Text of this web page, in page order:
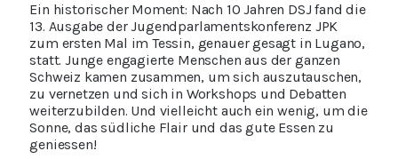
Ein historischer Moment: Nach 10 Jahren DSJ fand die
13. Ausgabe der Jugendparlamentskonferenz JPK
zum ersten Mal im Tessin, genauer gesagt in Lugano,
statt. Junge engagierte Menschen aus der ganzen
Schweiz kamen zusammen, um sich auszutauschen,
zu vernetzen und sich in Workshops und Debatten
weiterzubilden. Und vielleicht auch ein wenig, um die
Sonne, das südliche Flair und das gute Essen zu
geniessen!